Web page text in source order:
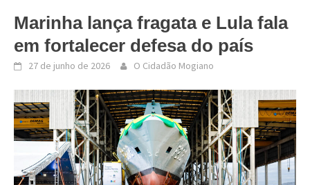
Marinha lança fragata e Lula fala
em fortalecer defesa do país
27 de junho de 2026 O Cidadão Mogiano